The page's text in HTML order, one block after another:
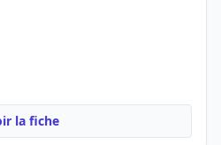
la fiche